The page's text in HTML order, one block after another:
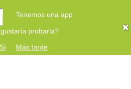
Tenemos una app
probarla?
Sí
Más tarde